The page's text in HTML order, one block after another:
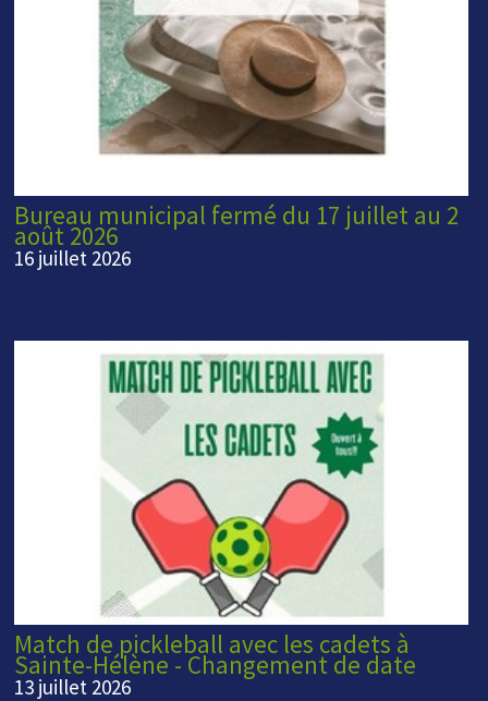
Bureau municipal fermé du 17 juillet au 2
août 2026
16 juillet 2026
Match de pickleball avec les cadets à
Sainte-Hélène - Changement de date
13 juillet 2026